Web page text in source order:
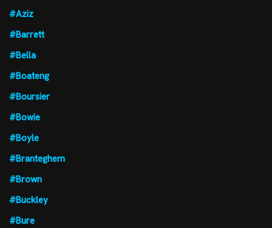
#Aziz
#Barrett
#Bella
#Boateng
#Boursier
#Bowie
#Boyle
#Branteghem
#Brown
#Buckley
#Bure